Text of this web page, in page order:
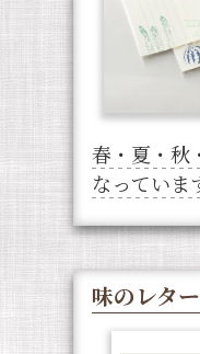
春・夏・秋
なっていま
味のレタ